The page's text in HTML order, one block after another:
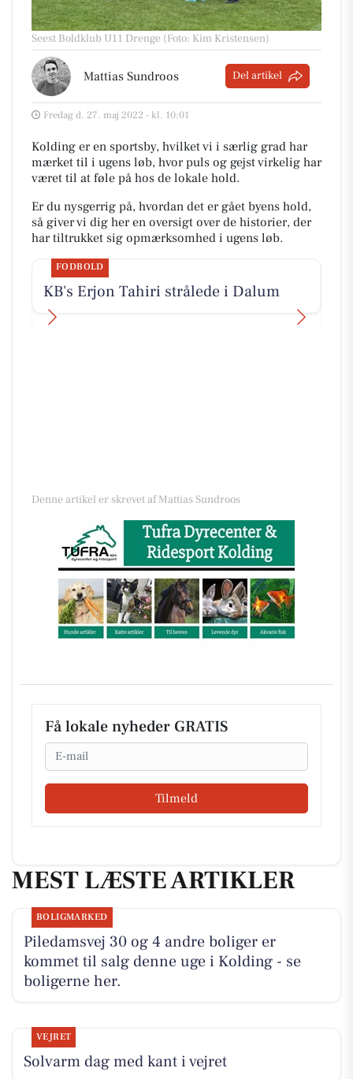
Seest Boldklub U11 Drenge (Foto: Kim Kristensen)
Mattias Sundroos Del artikel
Fredag d. 27. maj 2022 - kl. 10:01
Kolding er en sportsby, hvilket vi i særlig grad har
mærket til i ugens løb, hvor puls og gejst virkelig har
været til at føle på hos de lokale hold.
Er du nysgerrig på, hvordan det er gået byens hold,
så giver vi dig her en oversigt over de historier, der
har tiltrukket sig opmærksomhed i ugens løb.
FODBOLD
KB's Erjon Tahiri strålede i Dalum
Denne artikel er skrevet af Mattias Sundroos
Få lokale nyheder GRATIS
Email
Tilmeld
MEST LÆSTE ARTIKLER
BOLIGMARKED
Piledamsvej 30 og 4 andre boliger er
kommet til salg denne uge i Kolding - se
boligerne her.
VEJRET
Solvarm dag med kant i vejret